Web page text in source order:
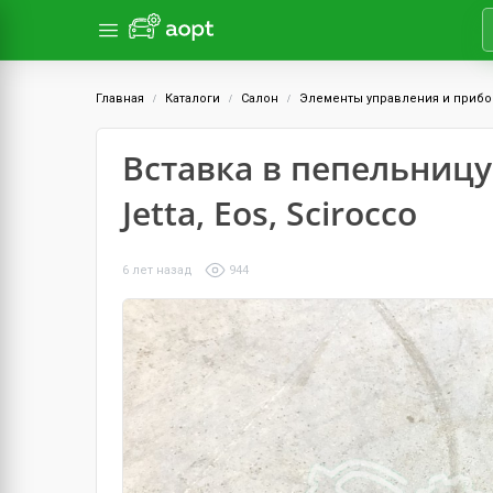
Главная Каталоги Салон Элементы управления и
Вставка в
Jetta, Eos, Scirocco
6 лет назад 944